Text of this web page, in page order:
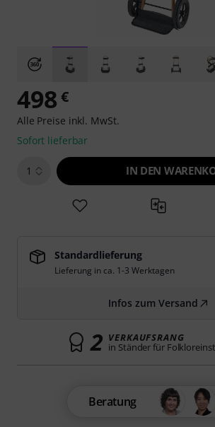
498 €
Alle Preise inkl. MwSt.
Sofort lieferbar
1 IN DEN
Standardlieferung
Lieferung in ca. 1-3 Werktagen
Infos zum Versand
2 VERKAUFSRANG
in Ständer für
Beratung